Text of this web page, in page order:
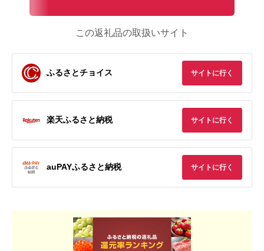
この返礼品の取扱いサイト
ふるさとチョイス サイトに行く
楽天ふるさと納税 サイトに行く
auPAYふるさと納税 サイトに行く